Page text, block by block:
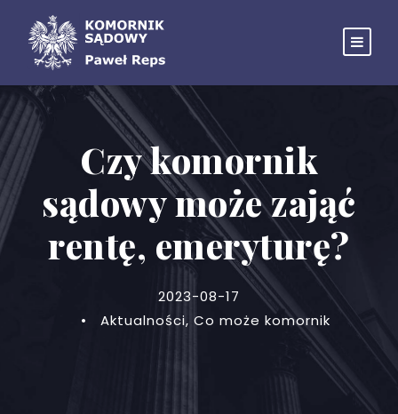
Czy komornik
sądowy może zająć
rentę, emeryturę?
2023-08-17
•
Aktualności, Co może komornik